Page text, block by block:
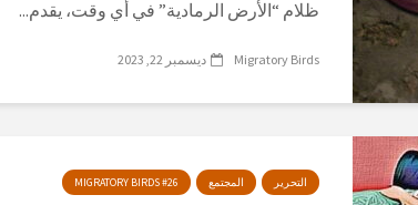
ظلام “الأرض الرمادية” في أي وقت، يقدم...
Migratory Birds ديسمبر 22, 2023
التحرير المجتمع MIGRATORY BIRDS #26